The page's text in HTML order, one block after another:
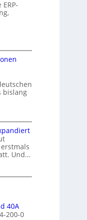
bislang
Und…
40A
200-0